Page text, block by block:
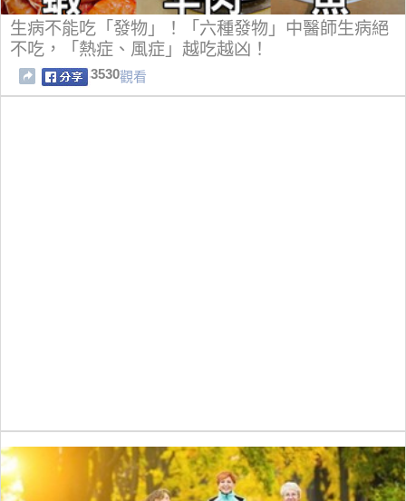
生病不能吃「發物」！「六種發物」中醫師生病絕
不吃，「熱症、風症」越吃越凶！
3530觀看